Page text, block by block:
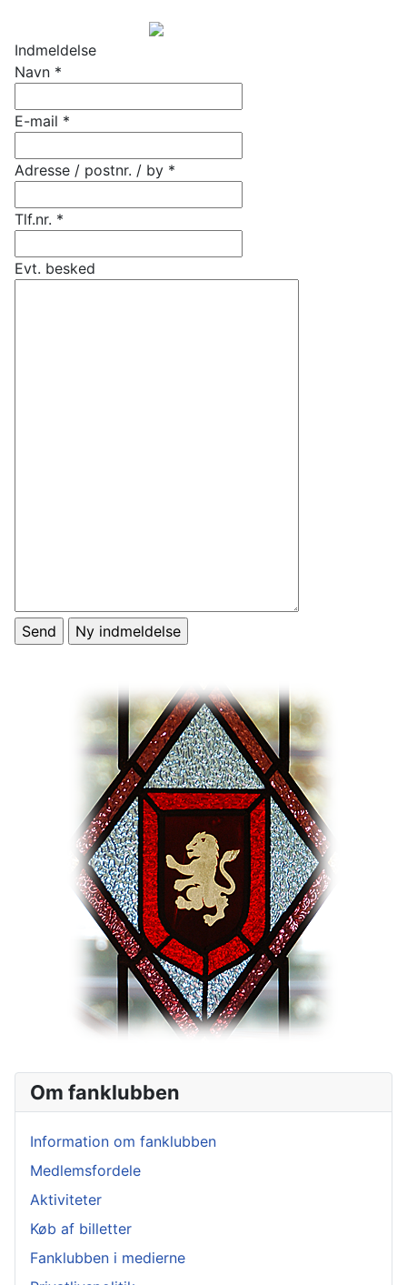
Indmeldelse
Navn *
E-mail *
Adresse / postnr. / by *
Tlf.nr. *
Evt. besked
Om fanklubben
Information om fanklubben
Medlemsfordele
Aktiviteter
Køb af billetter
Fanklubben i medierne